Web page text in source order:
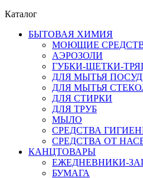
Каталог
БЫТОВАЯ ХИМИЯ
МОЮЩИЕ
АЭРОЗОЛИ
ГУБКИ-ЩЕТКИ-
ДЛЯ МЫТЬЯ
ДЛЯ МЫТЬЯ
ДЛЯ СТИРКИ
ДЛЯ ТРУБ
МЫЛО
СРЕДСТВА
СРЕДСТВА ОТ
КАНЦТОВАРЫ
ЕЖЕДНЕВНИКИ-
БУМАГА